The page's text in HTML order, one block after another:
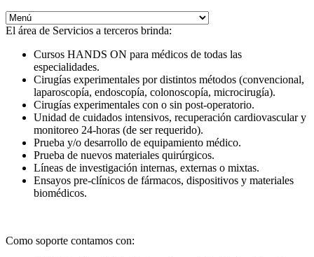
El área de Servicios a terceros brinda:
Cursos HANDS ON para médicos de todas las
especialidades.
Cirugías experimentales por distintos métodos (convencional,
laparoscopía, endoscopía, colonoscopía, microcirugía).
Cirugías experimentales con o sin post-operatorio.
Unidad de cuidados intensivos, recuperación cardiovascular y
monitoreo 24-horas (de ser requerido).
Prueba y/o desarrollo de equipamiento médico.
Prueba de nuevos materiales quirúrgicos.
Líneas de investigación internas, externas o mixtas.
Ensayos pre-clínicos de fármacos, dispositivos y materiales
biomédicos.
Como soporte contamos con: